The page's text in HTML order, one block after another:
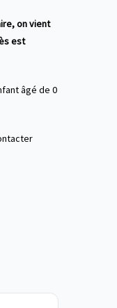
on vient
est
âgé de 0